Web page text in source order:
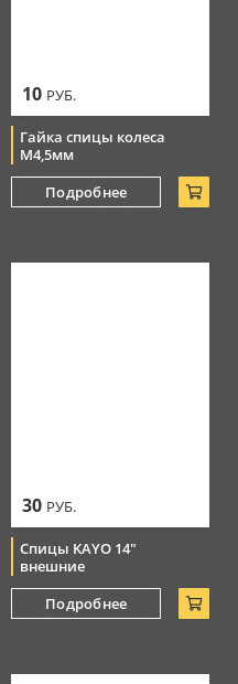
10 РУБ.
Гайка спицы колеса
М4,5мм
Подробнее
30 РУБ.
Спицы KAYO 14"
внешние
Подробнее